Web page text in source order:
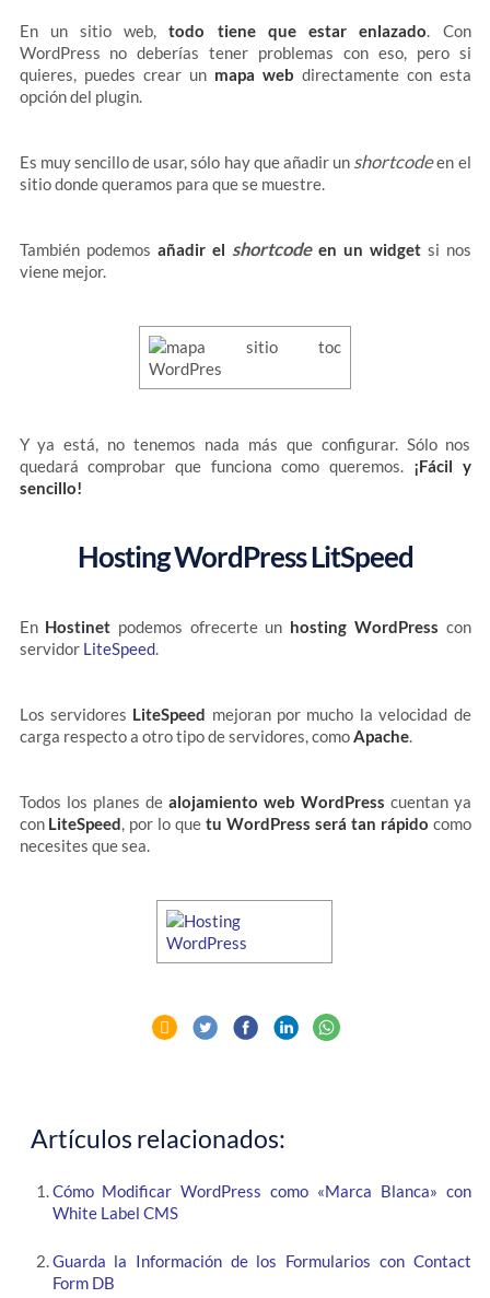
En un sitio web,todo tiene que estar enlazado . Con
WordPress no deberías tener problemas con eso, pero si
quieres, puedes crear un mapa web directamente con esta
opción del plugin.
Es muy sencillo de usar, sólo hay que añadir un shortcodeen el
sitio donde queramos para que se muestre.
También podemos añadir el shortcodeen un widgetsi nos
viene mejor.
Y ya está, no tenemos nada más que configurar. Sólo nos
quedará comprobar que funciona como queremos. ¡Fácil y
sencillo!
Hosting WordPress LitSpeed
En Hostinet podemos ofrecerte un hosting WordPress con
servidor LiteSpeed.
Los servidores LiteSpeed mejoran por mucho la velocidad de
carga respecto a otro tipo de servidores, como Apache.
Todos los planes de alojamiento web WordPress cuentan ya
con LiteSpeed , por lo quetu WordPress será tan rápido como
necesites que sea.
Artículos relacionados:
Cómo Modificar WordPress como «Marca Blanca» con
White Label CMS
Guarda la Información de los Formularios con Contact
Form DB